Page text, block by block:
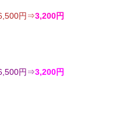
円⇒3,200円
円⇒3,200円